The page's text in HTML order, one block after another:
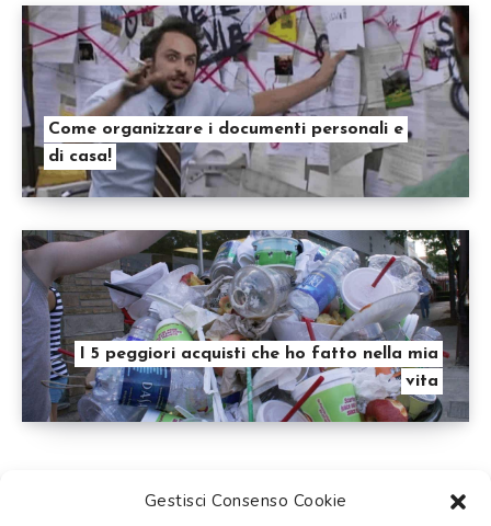
Gestisci Consenso Cookie
Come organizzare i documenti personali e
di casa!
I 5 peggiori acquisti che ho fatto nella mia
vita